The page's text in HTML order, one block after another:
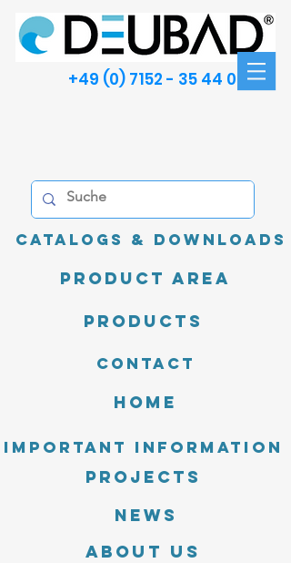
+49 (0) 7152 - 35 44 00
Catalogs & Downloads
product area
Products
Contact
Home
Important information
PROJECTS
News
About Us